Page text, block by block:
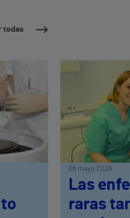
todas
06 mayo 2026
Las
raras